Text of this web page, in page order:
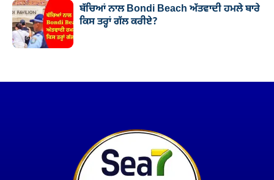
ਬੱਚਿਆਂ ਨਾਲ Bondi Beach ਅੱਤਵਾਦੀ ਹਮਲੇ ਬਾਰੇ
ਕਿਸ ਤਰ੍ਹਾਂ ਗੱਲ ਕਰੀਏ?